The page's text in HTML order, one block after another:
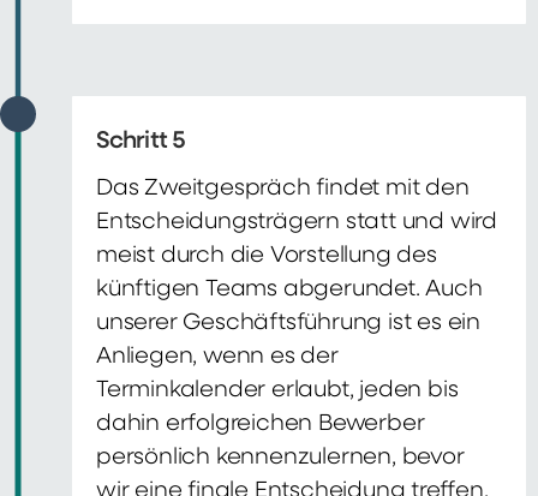
Schritt 5
Das Zweitgespräch findet mit den
Entscheidungsträgern statt und wird
meist durch die Vorstellung des
künftigen Teams abgerundet. Auch
unserer Geschäftsführung ist es ein
Anliegen, wenn es der
Terminkalender erlaubt, jeden bis
dahin erfolgreichen Bewerber
persönlich kennenzulernen, bevor